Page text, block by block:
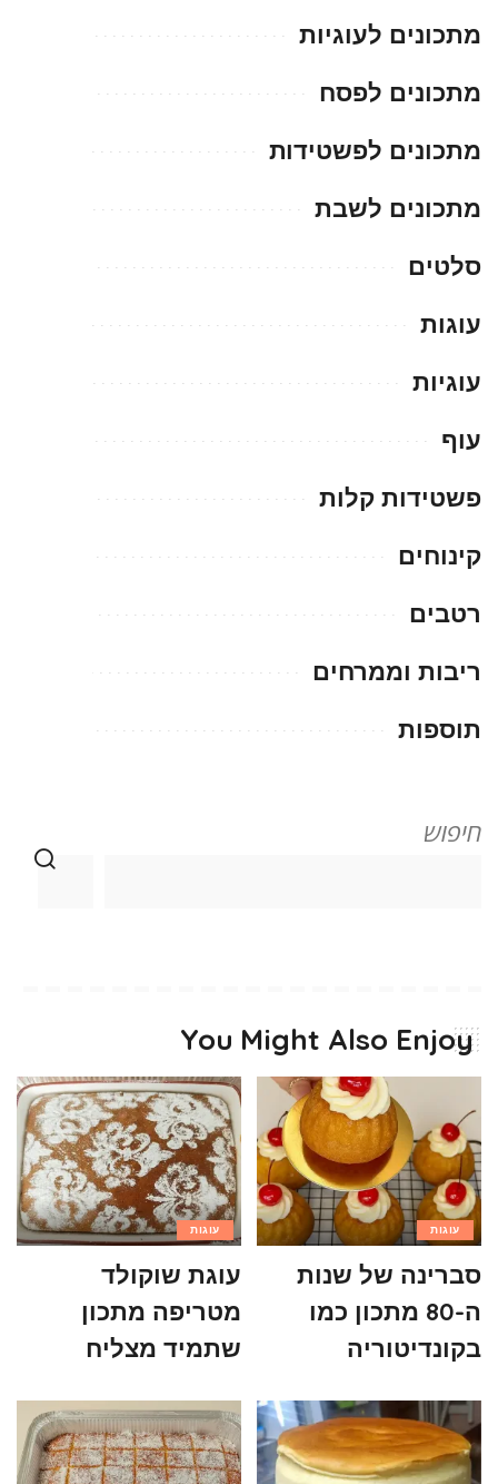
מתכונים לעוגיות
מתכונים לפסח
מתכונים לפשטידות
מתכונים לשבת
סלטים
עוגות
עוגיות
עוף
פשטידות קלות
קינוחים
רטבים
ריבות וממרחים
תוספות
חיפוש
You Might Also Enjoy
עוגות
סברינה של שנות
ה-80 מתכון כמו
בקונדיטוריה
עוגות
עוגת שוקולד
מטריפה מתכון
שתמיד מצליח